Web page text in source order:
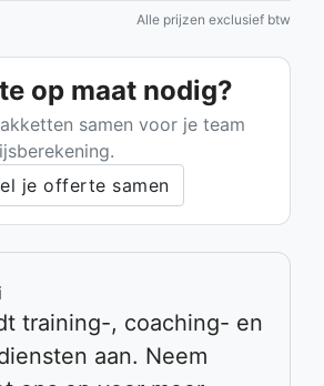
Alle prijzen exclusief btw
op maat nodig?
samen voor je team
je offerte samen
training-, coaching- en
aan. Neem